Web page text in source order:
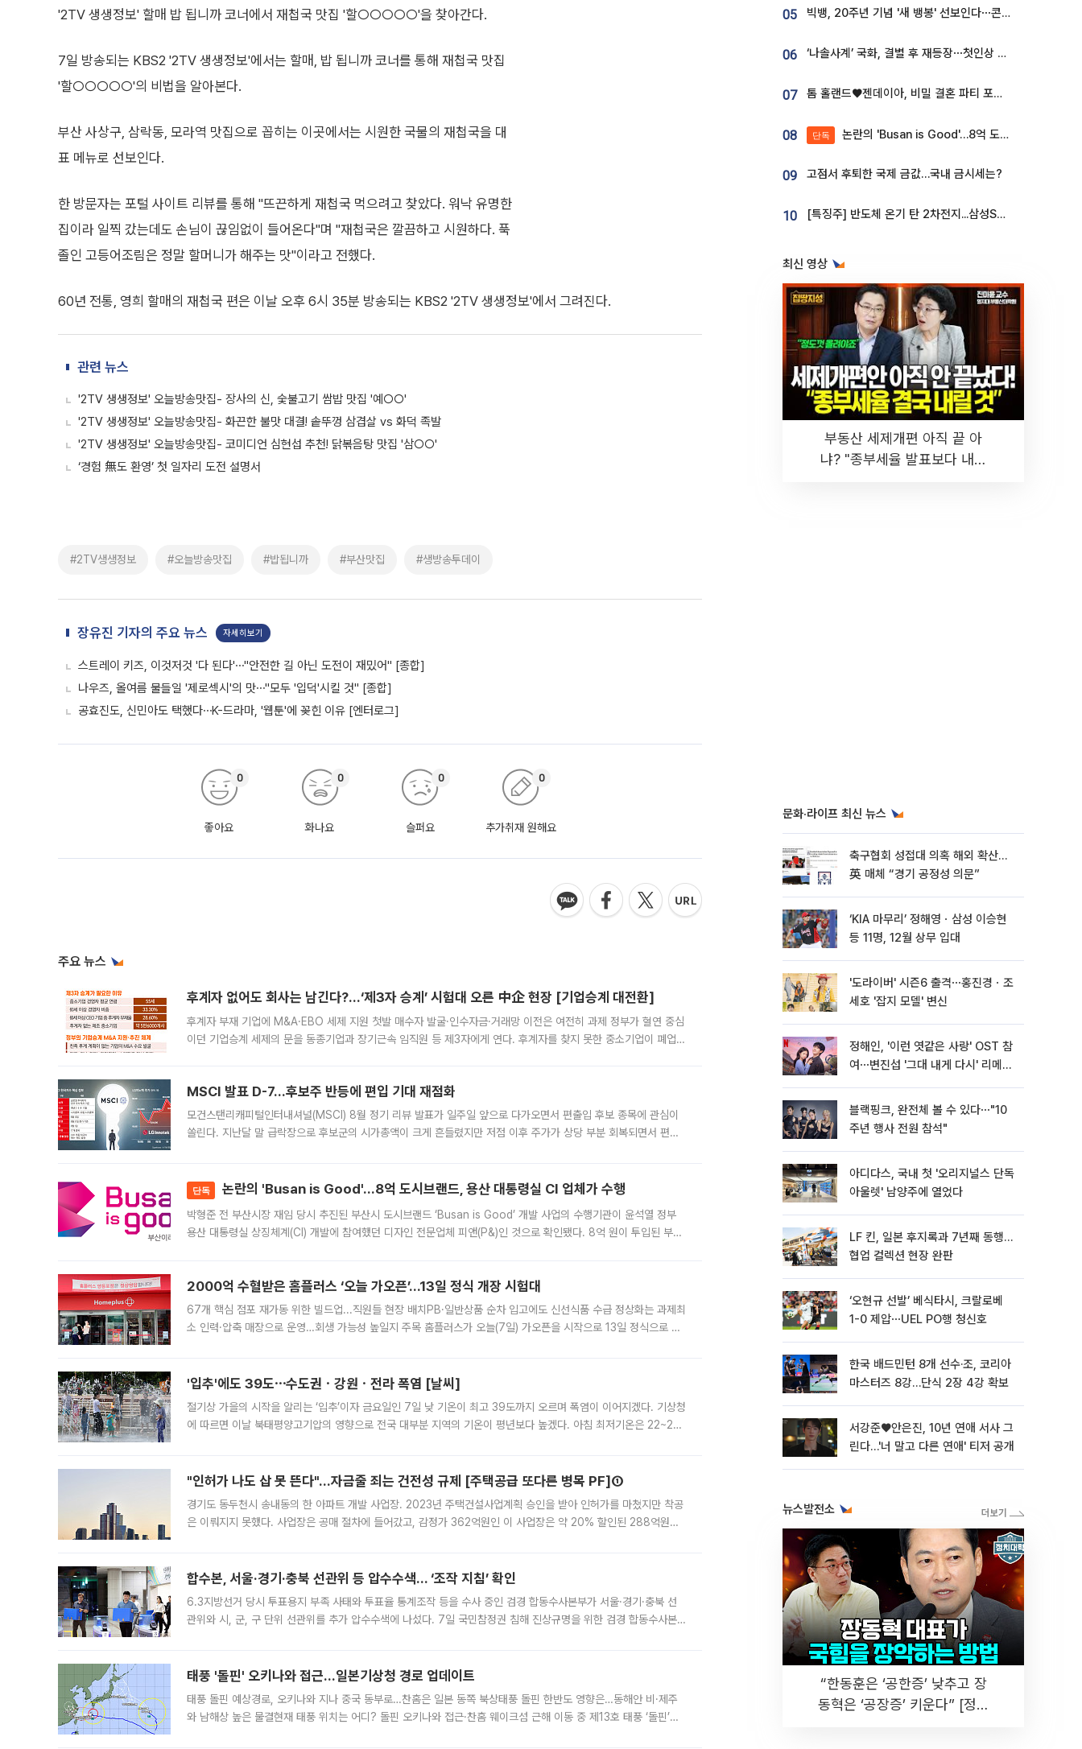
'2TV 생생정보' 할매 밥 됩니까 코너에서 재첩국 맛집 '할○○○○○'을 찾아간다.
7일 방송되는 KBS2 '2TV 생생정보'에서는 할매, 밥 됩니까 코너를 통해 재첩국 맛집
'할○○○○○'의 비법을 알아본다.
부산 사상구, 삼락동, 모라역 맛집으로 꼽히는 이곳에서는 시원한 국물의 재첩국을 대
표 메뉴로 선보인다.
한 방문자는 포털 사이트 리뷰를 통해 "뜨끈하게 재첩국 먹으려고 찾았다. 워낙 유명한
집이라 일찍 갔는데도 손님이 끊임없이 들어온다"며 "재첩국은 깔끔하고 시원하다. 푹
졸인 고등어조림은 정말 할머니가 해주는 맛"이라고 전했다.
60년 전통, 영희 할매의 재첩국 편은 이날 오후 6시 35분 방송되는 KBS2 '2TV 생생정보'에서 그려진다.
관련 뉴스
'2TV 생생정보' 오늘방송맛집- 장사의 신, 숯불고기 쌈밥 맛집 '예○○'
'2TV 생생정보' 오늘방송맛집- 화끈한 불맛 대결! 솥뚜껑 삼겹살 vs 화덕 족발
'2TV 생생정보' 오늘방송맛집- 코미디언 심현섭 추천! 닭볶음탕 맛집 '삼○○'
‘경험 無도 환영’ 첫 일자리 도전 설명서
#2TV생생정보 #오늘방송맛집 #밥됩니까 #부산맛집 #생방송투데이
장유진 기자의 주요 뉴스 자세히보기
스트레이 키즈, 이것저것 '다 된다'⋯"안전한 길 아닌 도전이 재밌어" [종합]
나우즈, 올여름 물들일 '제로섹시'의 맛⋯"모두 '입덕'시킬 것" [종합]
공효진도, 신민아도 택했다⋯K-드라마, '웹툰'에 꽂힌 이유 [엔터로그]
좋아요
0
화나요
0
슬퍼요
0
추가취재 원해요
0
주요 뉴스
후계자 없어도 회사는 남긴다?…‘제3자 승계’ 시험대 오른 中企 현장 [기업승계 대전환]
후계자 부재 기업에 M&A·EBO 세제 지원 첫발 매수자 발굴·인수자금·거래망 이전은 여전히 과제 정부가 혈연 중심
이던 기업승계 세제의 문을 동종기업과 장기근속 임직원 등 제3자에게 연다. 후계자를 찾지 못한 중소기업이 폐업
MSCI 발표 D-7…후보주 반등에 편입 기대 재점화
모건스탠리캐피털인터내셔널(MSCI) 8월 정기 리뷰 발표가 일주일 앞으로 다가오면서 편출입 후보 종목에 관심이
쏠린다. 지난달 말 급락장으로 후보군의 시가총액이 크게 흔들렸지만 저점 이후 주가가 상당 부분 회복되면서 편입
단독 논란의 'Busan is Good'…8억 도시브랜드, 용산 대통령실 CI 업체가 수행
박형준 전 부산시장 재임 당시 추진된 부산시 도시브랜드 ‘Busan is Good’ 개발 사업의 수행기관이 윤석열 정부
용산 대통령실 상징체계(CI) 개발에 참여했던 디자인 전문업체 피앤(P&)인 것으로 확인됐다. 8억 원이 투입된 부산
2000억 수혈받은 홈플러스 ‘오늘 가오픈’...13일 정식 개장 시험대
67개 핵심 점포 재가동 위한 빌드업...직원들 현장 배치PB·일반상품 순차 입고에도 신선식품 수급 정상화는 과제최
소 인력·압축 매장으로 운영…회생 가능성 높일지 주목 홈플러스가 오늘(7일) 가오픈을 시작으로 13일 정식으로 재
'입추'에도 39도⋯수도권ㆍ강원ㆍ전라 폭염 [날씨]
절기상 가을의 시작을 알리는 ‘입추’이자 금요일인 7일 낮 기온이 최고 39도까지 오르며 폭염이 이어지겠다. 기상청
에 따르면 이날 북태평양고기압의 영향으로 전국 대부분 지역의 기온이 평년보다 높겠다. 아침 최저기온은 22~27
"인허가 나도 삽 못 뜬다"…자금줄 죄는 건전성 규제 [주택공급 또다른 병목 PF]①
경기도 동두천시 송내동의 한 아파트 개발 사업장. 2023년 주택건설사업계획 승인을 받아 인허가를 마쳤지만 착공
은 이뤄지지 못했다. 사업장은 공매 절차에 들어갔고, 감정가 362억원인 이 사업장은 약 20% 할인된 288억원에
합수본, 서울·경기·충북 선관위 등 압수수색… ‘조작 지침’ 확인
6.3지방선거 당시 투표용지 부족 사태와 투표율 통계조작 등을 수사 중인 검경 합동수사본부가 서울·경기·충북 선
관위와 시, 군, 구 단위 선관위를 추가 압수수색에 나섰다. 7일 국민참정권 침해 진상규명을 위한 검경 합동수사본
태풍 '돌핀' 오키나와 접근…일본기상청 경로 업데이트
태풍 돌핀 예상경로, 오키나와 지나 중국 동부로…찬홈은 일본 동쪽 북상태풍 돌핀 한반도 영향은…동해안 비·제주
와 남해상 높은 물결현재 태풍 위치는 어디? 돌핀 오키나와 접근·찬홈 웨이크섬 근해 이동 중 제13호 태풍 ‘돌핀’이
05 빅뱅, 20주년 기념 '새 뱅봉' 선보인다⋯콘서트 앞두고 팝업 개최
06 ‘나솔사계’ 국화, 결별 후 재등장⋯첫인상 투표 휩쓸고 ‘인기녀’ 등극
07 톰 홀랜드♥젠데이아, 비밀 결혼 파티 포착⋯호텔 대관비만 9억
08 단독 논란의 'Busan is Good'…8억 도시브랜드, 용산 대통령실 CI 업체가 수행
09 고점서 후퇴한 국제 금값…국내 금시세는?
10 [특징주] 반도체 온기 탄 2차전지...삼성SDI, 장 초반 7% 넘게 껑충
최신 영상
부동산 세제개편 아직 끝 아
냐? "종부세율 발표보다 내릴
문화·라이프 최신 뉴스
축구협회 성접대 의혹 해외 확산…
英 매체 “경기 공정성 의문”
‘KIA 마무리’ 정해영ㆍ삼성 이승현
등 11명, 12월 상무 입대
'도라이버' 시즌6 출격⋯홍진경ㆍ조
세호 '잡지 모델' 변신
정해인, '이런 엿같은 사랑' OST 참
여⋯변진섭 '그대 내게 다시' 리메이
블랙핑크, 완전체 볼 수 있다⋯"10
주년 행사 전원 참석"
아디다스, 국내 첫 '오리지널스 단독
아울렛' 남양주에 열었다
LF 킨, 일본 후지록과 7년째 동행…
협업 컬렉션 현장 완판
‘오현규 선발’ 베식타시, 크랄로베
1-0 제압⋯UEL PO행 청신호
한국 배드민턴 8개 선수·조, 코리아
마스터즈 8강…단식 2장 4강 확보
서강준♥안은진, 10년 연애 서사 그
린다…'너 말고 다른 연애' 티저 공개
뉴스발전소
“한동훈은 ‘공한증’ 낮추고 장
동혁은 ‘공장증’ 키운다” [정치